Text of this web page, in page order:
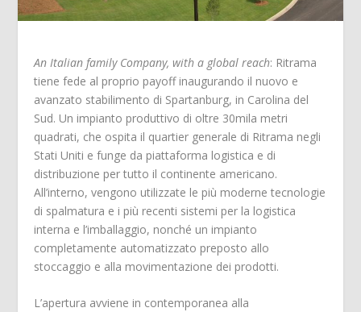
An Italian family Company, with a global reach: Ritrama
tiene fede al proprio payoff inaugurando il nuovo e
avanzato stabilimento di Spartanburg, in Carolina del
Sud. Un impianto produttivo di oltre 30mila metri
quadrati, che ospita il quartier generale di Ritrama negli
Stati Uniti e funge da piattaforma logistica e di
distribuzione per tutto il continente americano.
All’interno, vengono utilizzate le più moderne tecnologie
di spalmatura e i più recenti sistemi per la logistica
interna e l’imballaggio, nonché un impianto
completamente automatizzato preposto allo
stoccaggio e alla movimentazione dei prodotti.
L’apertura avviene in contemporanea alla